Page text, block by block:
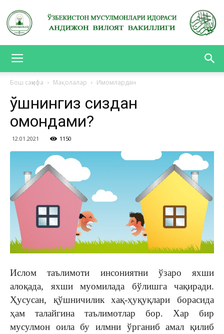
ВИЛОЯТ
ВАКИЛЛИГИ
Бош саҳифа Мақолалар Имомлардан
Қўшнингиз сиздан
омондами?
12.01.2021 1150
Ислом таълимоти инсониятни ўзаро яхши
алоқада, яхши муомилада бўлишга чақиради.
Ҳусусан, қўшничилик хақ-ҳуқуқлари борасида
ҳам талайгина таълимотлар бор. Хар бир
мусулмон оила бу илмни ўрганиб амал қилиб